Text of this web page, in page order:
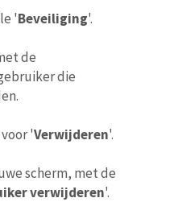
'Beveiliging'.
de
die
'Verwijderen'.
scherm, met de
verwijderen'.